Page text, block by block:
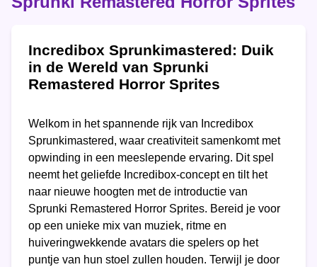
Incredibox Sprunkimastered: Duik
in de Wereld van Sprunki
Remastered Horror Sprites
Welkom in het spannende rijk van Incredibox
Sprunkimastered, waar creativiteit samenkomt met
opwinding in een meeslepende ervaring. Dit spel
neemt het geliefde Incredibox-concept en tilt het
naar nieuwe hoogten met de introductie van
Sprunki Remastered Horror Sprites. Bereid je voor
op een unieke mix van muziek, ritme en
huiveringwekkende avatars die spelers op het
puntje van hun stoel zullen houden. Terwijl je door